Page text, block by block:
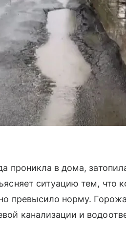
проникла в дома,
ситуацию тем, что
превысило норму.
канализации и